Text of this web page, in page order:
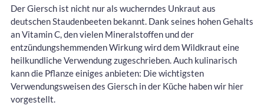
Der Giersch ist nicht nur als wucherndes Unkraut aus
deutschen Staudenbeeten bekannt. Dank seines hohen Gehalts
an Vitamin C, den vielen Mineralstoffen und der
entzündungshemmenden Wirkung wird dem Wildkraut eine
heilkundliche Verwendung zugeschrieben. Auch kulinarisch
kann die Pflanze einiges anbieten: Die wichtigsten
Verwendungsweisen des Giersch in der Küche haben wir hier
vorgestellt.